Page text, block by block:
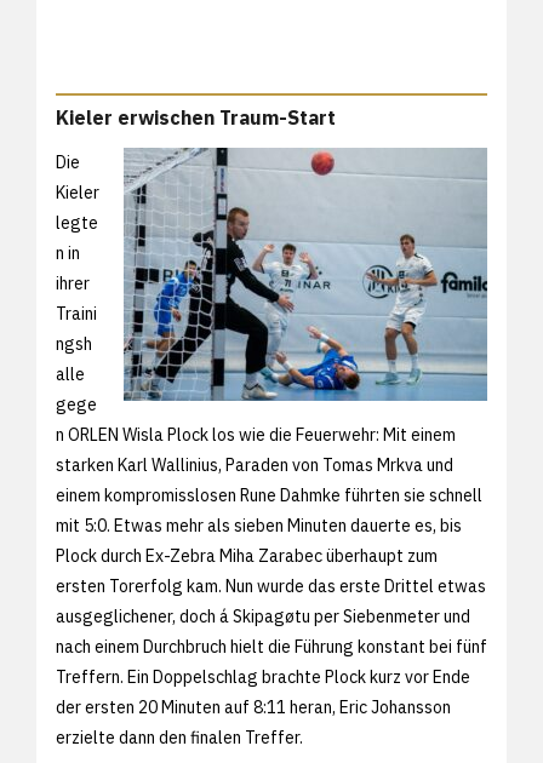
Kieler erwischen Traum-Start
Die
Kieler
legte
n in
ihrer
Traini
ngsh
alle
gege
n ORLEN Wisla Plock los wie die Feuerwehr: Mit einem
starken Karl Wallinius, Paraden von Tomas Mrkva und
einem kompromisslosen Rune Dahmke führten sie schnell
mit 5:0. Etwas mehr als sieben Minuten dauerte es, bis
Plock durch Ex-Zebra Miha Zarabec überhaupt zum
ersten Torerfolg kam. Nun wurde das erste Drittel etwas
ausgeglichener, doch á Skipagøtu per Siebenmeter und
nach einem Durchbruch hielt die Führung konstant bei fünf
Treffern. Ein Doppelschlag brachte Plock kurz vor Ende
der ersten 20 Minuten auf 8:11 heran, Eric Johansson
erzielte dann den finalen Treffer.